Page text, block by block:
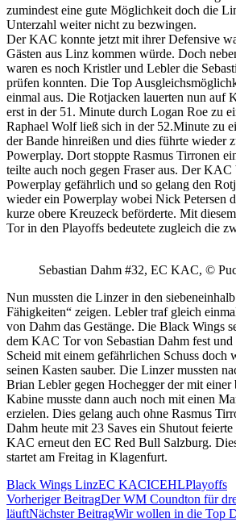
zumindest eine gute Möglichkeit doch die
Unterzahl weiter nicht zu bezwingen.
Der KAC konnte jetzt mit ihrer Defensive
Gästen aus Linz kommen würde. Doch
waren es noch Kristler und Lebler die
prüfen konnten. Die Top
einmal aus. Die Rotjacken lauerten nun auf
erst in der 51. Minute durch Logan Roe zu
Raphael Wolf ließ sich in der 52.Minute zu
der Bande hinreißen und dies führte wieder
Powerplay. Dort stoppte Rasmus Tirronen
teilte auch noch gegen Fraser aus. Der KAC
Powerplay gefährlich und so gelang den
wieder ein Powerplay wobei Nick Petersen
kurze obere Kreuzeck beförderte. Mit
Tor in den Playoffs bedeutete zugleich die
Sebastian Dahm #32, EC KAC, ©
Nun mussten die Linzer in den
Fähigkeiten“ zeigen. Lebler traf gleich
von Dahm das Gestänge. Die Black Wings
dem KAC Tor von Sebastian Dahm fest und
Scheid mit einem gefährlichen Schuss doch
seinen Kasten sauber. Die Linzer mussten
Brian Lebler gegen Hochegger der mit einer
Kabine musste dann auch noch mit einen
erzielen. Dies gelang auch ohne Rasmus
Dahm heute mit 23 Saves ein Shutout
KAC erneut den EC Red Bull Salzburg.
startet am Freitag in Klagenfurt.
Black Wings LinzEC KACICEHLPlayoffs
Beitragsnavigation
Vorheriger BeitragDer WM Coundton für
läuftNächster BeitragWir wollen in die Top